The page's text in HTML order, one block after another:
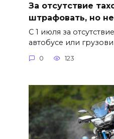
За отсутствие
штрафовать, но
С 1 июля за
автобусе или
0 123